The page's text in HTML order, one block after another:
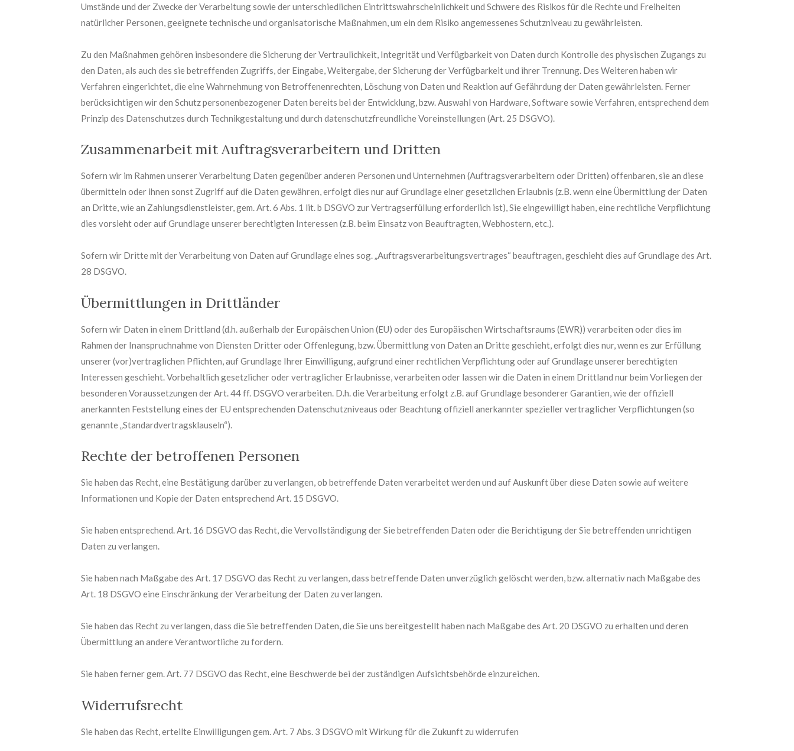
Umstände und der Zwecke der Verarbeitung sowie der unterschiedlichen Eintrittswahrscheinlichkeit und Schwere des Risikos für die Rechte und Freiheiten
natürlicher Personen, geeignete technische und organisatorische Maßnahmen, um ein dem Risiko angemessenes Schutzniveau zu gewährleisten.
Zu den Maßnahmen gehören insbesondere die Sicherung der Vertraulichkeit, Integrität und Verfügbarkeit von Daten durch Kontrolle des physischen Zugangs zu
den Daten, als auch des sie betreffenden Zugriffs, der Eingabe, Weitergabe, der Sicherung der Verfügbarkeit und ihrer Trennung. Des Weiteren haben wir
Verfahren eingerichtet, die eine Wahrnehmung von Betroffenenrechten, Löschung von Daten und Reaktion auf Gefährdung der Daten gewährleisten. Ferner
berücksichtigen wir den Schutz personenbezogener Daten bereits bei der Entwicklung, bzw. Auswahl von Hardware, Software sowie Verfahren, entsprechend dem
Prinzip des Datenschutzes durch Technikgestaltung und durch datenschutzfreundliche Voreinstellungen (Art. 25 DSGVO).
Zusammenarbeit mit Auftragsverarbeitern und Dritten
Sofern wir im Rahmen unserer Verarbeitung Daten gegenüber anderen Personen und Unternehmen (Auftragsverarbeitern oder Dritten) offenbaren, sie an diese
übermitteln oder ihnen sonst Zugriff auf die Daten gewähren, erfolgt dies nur auf Grundlage einer gesetzlichen Erlaubnis (z.B. wenn eine Übermittlung der Daten
an Dritte, wie an Zahlungsdienstleister, gem. Art. 6 Abs. 1 lit. b DSGVO zur Vertragserfüllung erforderlich ist), Sie eingewilligt haben, eine rechtliche Verpflichtung
dies vorsieht oder auf Grundlage unserer berechtigten Interessen (z.B. beim Einsatz von Beauftragten, Webhostern, etc.).
Sofern wir Dritte mit der Verarbeitung von Daten auf Grundlage eines sog. „Auftragsverarbeitungsvertrages“ beauftragen, geschieht dies auf Grundlage des Art.
28 DSGVO.
Übermittlungen in Drittländer
Sofern wir Daten in einem Drittland (d.h. außerhalb der Europäischen Union (EU) oder des Europäischen Wirtschaftsraums (EWR)) verarbeiten oder dies im
Rahmen der Inanspruchnahme von Diensten Dritter oder Offenlegung, bzw. Übermittlung von Daten an Dritte geschieht, erfolgt dies nur, wenn es zur Erfüllung
unserer (vor)vertraglichen Pflichten, auf Grundlage Ihrer Einwilligung, aufgrund einer rechtlichen Verpflichtung oder auf Grundlage unserer berechtigten
Interessen geschieht. Vorbehaltlich gesetzlicher oder vertraglicher Erlaubnisse, verarbeiten oder lassen wir die Daten in einem Drittland nur beim Vorliegen der
besonderen Voraussetzungen der Art. 44 ff. DSGVO verarbeiten. D.h. die Verarbeitung erfolgt z.B. auf Grundlage besonderer Garantien, wie der offiziell
anerkannten Feststellung eines der EU entsprechenden Datenschutzniveaus oder Beachtung offiziell anerkannter spezieller vertraglicher Verpflichtungen (so
genannte „Standardvertragsklauseln“).
Rechte der betroffenen Personen
Sie haben das Recht, eine Bestätigung darüber zu verlangen, ob betreffende Daten verarbeitet werden und auf Auskunft über diese Daten sowie auf weitere
Informationen und Kopie der Daten entsprechend Art. 15 DSGVO.
Sie haben entsprechend. Art. 16 DSGVO das Recht, die Vervollständigung der Sie betreffenden Daten oder die Berichtigung der Sie betreffenden unrichtigen
Daten zu verlangen.
Sie haben nach Maßgabe des Art. 17 DSGVO das Recht zu verlangen, dass betreffende Daten unverzüglich gelöscht werden, bzw. alternativ nach Maßgabe des
Art. 18 DSGVO eine Einschränkung der Verarbeitung der Daten zu verlangen.
Sie haben das Recht zu verlangen, dass die Sie betreffenden Daten, die Sie uns bereitgestellt haben nach Maßgabe des Art. 20 DSGVO zu erhalten und deren
Übermittlung an andere Verantwortliche zu fordern.
Sie haben ferner gem. Art. 77 DSGVO das Recht, eine Beschwerde bei der zuständigen Aufsichtsbehörde einzureichen.
Widerrufsrecht
Sie haben das Recht, erteilte Einwilligungen gem. Art. 7 Abs. 3 DSGVO mit Wirkung für die Zukunft zu widerrufen